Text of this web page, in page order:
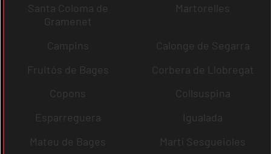
Santa Coloma de
Gramenet
Martorelles
Campins
Calonge de Segarra
Fruitós de Bages
Corbera de Llobregat
Copons
Collsuspina
Esparreguera
Igualada
Mateu de Bages
Martí Sesgueioles